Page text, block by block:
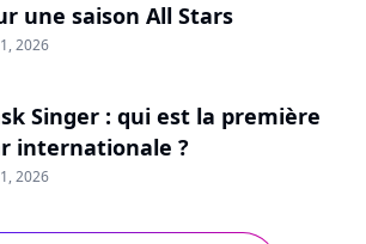
une saison All Stars
2026
Singer : qui est la première
internationale ?
2026